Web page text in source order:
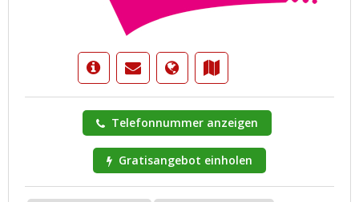
Telefonnummer anzeigen
Gratisangebot einholen